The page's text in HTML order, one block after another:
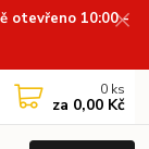
otevřeno 10:00 -
0 ks
za 0,00 Kč